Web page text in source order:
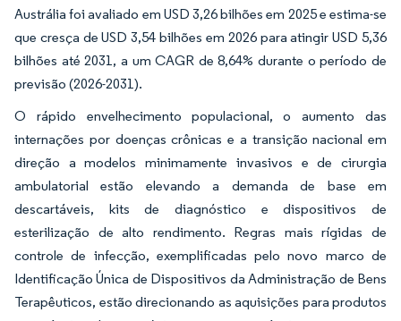
Austrália foi avaliado em USD 3,26 bilhões em 2025 e estima-se
que cresça de USD 3,54 bilhões em 2026 para atingir USD 5,36
bilhões até 2031, a um CAGR de 8,64% durante o período de
previsão (2026-2031).
O rápido envelhecimento populacional, o aumento das
internações por doenças crônicas e a transição nacional em
direção a modelos minimamente invasivos e de cirurgia
ambulatorial estão elevando a demanda de base em
descartáveis, kits de diagnóstico e dispositivos de
esterilização de alto rendimento. Regras mais rígidas de
controle de infecção, exemplificadas pelo novo marco de
Identificação Única de Dispositivos da Administração de Bens
Terapêuticos, estão direcionando as aquisições para produtos